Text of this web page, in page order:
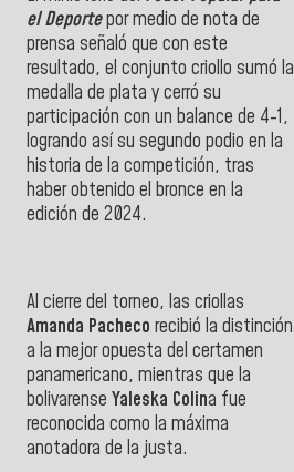
el Deportepor medio de nota de
prensa señaló que con este
resultado, el conjunto criollo sumó la
medalla de plata y cerró su
participación con un balance de 4-1,
logrando así su segundo podio en la
historia de la competición, tras
haber obtenido el bronce en la
edición de 2024.
Al cierre del torneo, las criollas
Amanda Pacheco recibió la distinción
a la mejor opuesta del certamen
panamericano, mientras que la
bolivarense Yaleska Colina fue
reconocida como la máxima
anotadora de la justa.